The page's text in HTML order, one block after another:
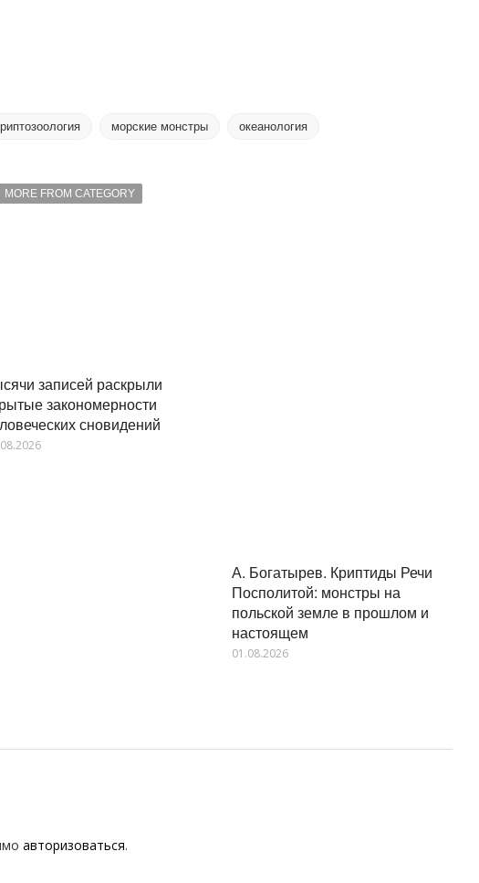
морские монстры океанология
MORE FROM CATEGORY
записей раскрыли
закономерности
сновидений
А. Богатырев. Криптиды Речи
Посполитой: монстры на
польской земле в прошлом и
настоящем
01.08.2026
авторизоваться.